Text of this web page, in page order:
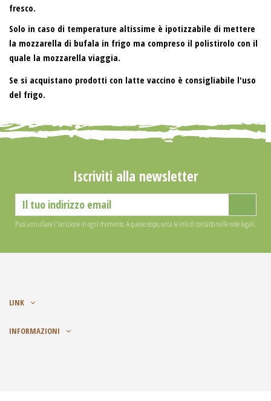
fresco.
Solo in caso di temperature altissime è ipotizzabile di mettere
la mozzarella di bufala in frigo ma compreso il polistirolo con il
quale la mozzarella viaggia.
Se si acquistano prodotti con latte vaccino è consigliabile l'uso
del frigo.
Iscriviti alla newsletter
Puoi annullare l'iscrizione in ogni momento. A questo scopo, cerca le info di contatto nelle note legali.
LINK
INFORMAZIONI